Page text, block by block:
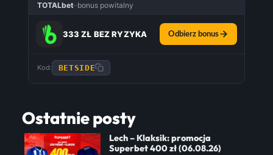
TOTALbet–bonus powitalny
333 ZŁ BEZ RYZYKA Odbierz bonus
Kod: BETSIDE
Ostatnie posty
Lech – Klaksik: promocja
Superbet 400 zł (06.08.26)